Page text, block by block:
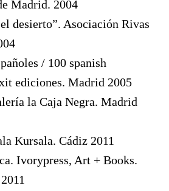
Madrid. 2004
desierto”. Asociación Rivas
/ 100 spanish
ediciones. Madrid 2005
la Caja Negra. Madrid
Kursala. Cádiz 2011
Ivorypress, Art + Books.